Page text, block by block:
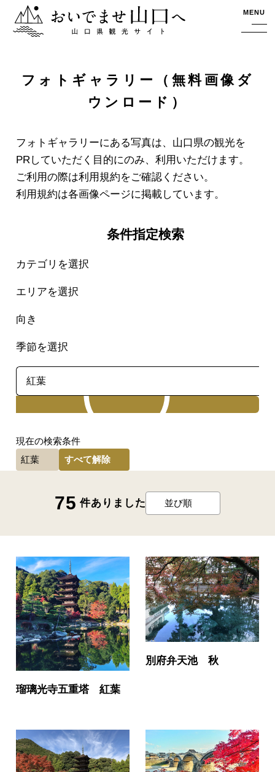
おいでませ山口へー山口県観光サイト MENU
フォトギャラリー（無料画像ダ
ウンロード）
フォトギャラリーにある写真は、山口県の観光を
PRしていただく目的にのみ、利用いただけます。
ご利用の際は利用規約をご確認ください。
利用規約は各画像ページに掲載しています。
条件指定検索
カテゴリを選択
エリアを選択
向き
季節を選択
現在の検索条件
紅葉
すべて解除
75 件ありました 並び順
瑠璃光寺五重塔 紅葉
別府弁天池 秋